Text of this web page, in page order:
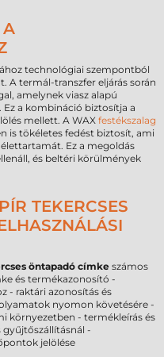
A
technológiai szempontból
A termál-transzfer eljárás során
amelynek viasz alapú
Ez a kombináció biztosítja a
mellett. A WAX festékszalag
is tökéletes fedést biztosít, ami
Ez a megoldás
és beltéri körülmények
TEKERCSES
öntapadó címke számos
és termékazonosító -
- raktári azonosítás és
nyomon követésére -
környezetben - termékleírás és
gyűjtőszállításnál -
jelölése